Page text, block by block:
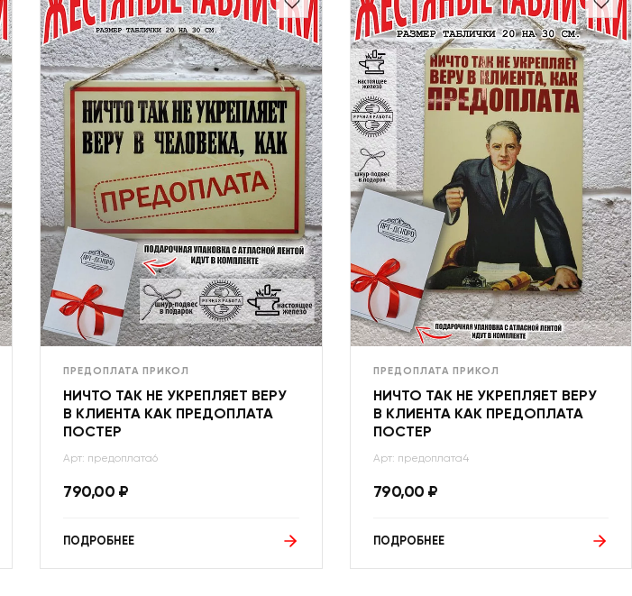
ПРЕДОПЛАТА ПРИКОЛ
НИЧТО ТАК НЕ УКРЕПЛЯЕТ ВЕРУ
В КЛИЕНТА КАК ПРЕДОПЛАТА
ПОСТЕР
Арт: предоплата6
790,00 ₽
ПОДРОБНЕЕ
ПРЕДОПЛАТА ПРИКОЛ
НИЧТО ТАК НЕ УКРЕПЛЯЕТ ВЕРУ
В КЛИЕНТА КАК ПРЕДОПЛАТА
ПОСТЕР
Арт: предоплата4
790,00 ₽
ПОДРОБНЕЕ